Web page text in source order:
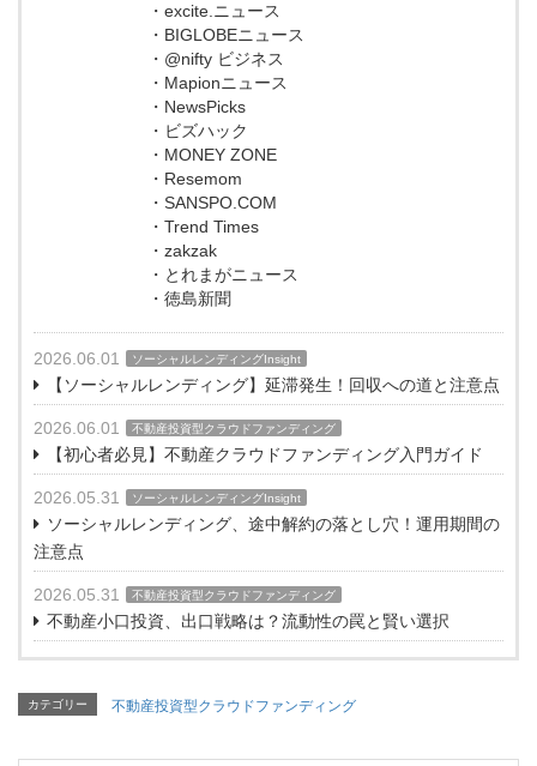
・excite.ニュース
・BIGLOBEニュース
・@nifty ビジネス
・Mapionニュース
・NewsPicks
・ビズハック
・MONEY ZONE
・Resemom
・SANSPO.COM
・Trend Times
・zakzak
・とれまがニュース
・徳島新聞
2026.06.01 ソーシャルレンディングInsight
【ソーシャルレンディング】延滞発生！回収への道と注意点
2026.06.01 不動産投資型クラウドファンディング
【初心者必見】不動産クラウドファンディング入門ガイド
2026.05.31 ソーシャルレンディングInsight
ソーシャルレンディング、途中解約の落とし穴！運用期間の
注意点
2026.05.31 不動産投資型クラウドファンディング
不動産小口投資、出口戦略は？流動性の罠と賢い選択
カテゴリー 不動産投資型クラウドファンディング